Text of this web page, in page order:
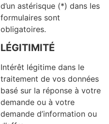
d’un astérisque (*) dans les
formulaires sont
obligatoires.
LÉGITIMITÉ
Intérêt légitime dans le
traitement de vos données
basé sur la réponse à votre
demande ou à votre
demande d’information ou